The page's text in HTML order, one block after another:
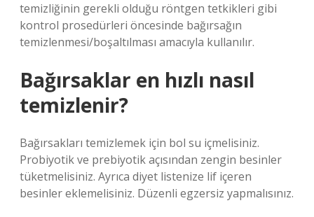
temizliğinin gerekli olduğu röntgen tetkikleri gibi
kontrol prosedürleri öncesinde bağırsağın
temizlenmesi/boşaltılması amacıyla kullanılır.
Bağırsaklar en hızlı nasıl
temizlenir?
Bağırsakları temizlemek için bol su içmelisiniz.
Probiyotik ve prebiyotik açısından zengin besinler
tüketmelisiniz. Ayrıca diyet listenize lif içeren
besinler eklemelisiniz. Düzenli egzersiz yapmalısınız.